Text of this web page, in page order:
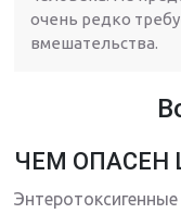
очень редко
вмешательства.
ЧЕМ ОПАСЕН